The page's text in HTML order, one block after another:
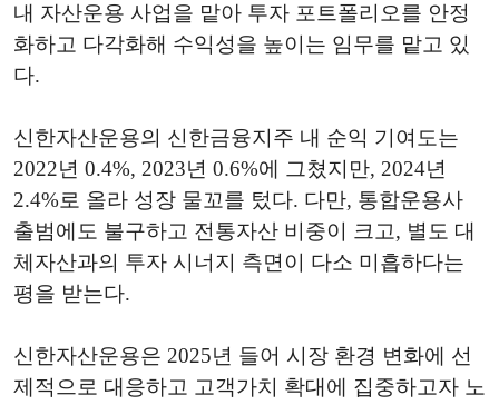
내 자산운용 사업을 맡아 투자 포트폴리오를 안정
화하고 다각화해 수익성을 높이는 임무를 맡고 있
다.
신한자산운용의 신한금융지주 내 순익 기여도는
2022년 0.4%, 2023년 0.6%에 그쳤지만, 2024년
2.4%로 올라 성장 물꼬를 텄다. 다만, 통합운용사
출범에도 불구하고 전통자산 비중이 크고, 별도 대
체자산과의 투자 시너지 측면이 다소 미흡하다는
평을 받는다.
신한자산운용은 2025년 들어 시장 환경 변화에 선
제적으로 대응하고 고객가치 확대에 집중하고자 노